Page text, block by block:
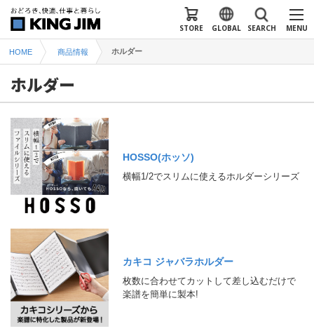
MENU
SEARCH
GLOBAL
STORE
HOME 商品情報 ホルダー
ホルダー
HOSSO(ホッソ)
横幅1/2でスリムに使えるホルダーシリーズ
カキコ ジャバラホルダー
枚数に合わせてカットして差し込むだけで
楽譜を簡単に製本!